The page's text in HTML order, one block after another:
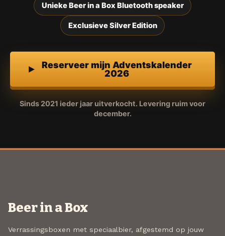
Unieke Beer in a Box Bluetooth speaker
Exclusieve Silver Edition
Reserveer mijn Adventskalender
2026
Sinds 2021 ieder jaar uitverkocht. Levering ruim voor
december.
Beer in a Box
Verrassingsboxen met speciaalbier, afgestemd op jouw